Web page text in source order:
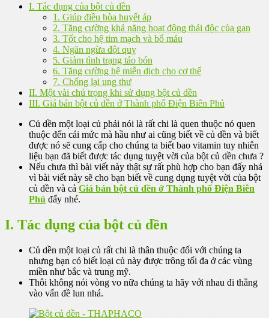
I. Tác dụng của bột củ dền
1. Giúp điều hòa huyết áp
2. Tăng cường khả năng hoạt động thải độc của gan
3. Tốt cho hệ tim mạch và bổ máu
4. Ngăn ngừa đột quỵ
5. Giảm tình trạng táo bón
6. Tăng cường hệ miễn dịch cho cơ thể
7. Chống lại ung thư
II. Một vài chú trọng khi sử dụng bột củ dền
III. Giá bán bột củ dền ở Thành phố Điện Biên Phủ
Củ dền một loại củ phải nói là rất chi là quen thuộc nó quen
thuộc đến cái mức mà hầu như ai cũng biết về củ dền và biết
được nó sẽ cung cấp cho chúng ta biết bao vitamin tuy nhiên
liệu bạn đã biết được tác dụng tuyệt vời của bột củ dền chưa ?
Nếu chưa thì bài viết này thật sự rất phù hợp cho bạn đấy nhá
vì bài viết này sẽ cho bạn biết về cung dụng tuyệt vời của bột
củ dền và cả Giá bán bột củ dền ở Thành phố Điện Biên
Phủ đấy nhé.
I. Tác dụng của bột củ dền
Củ dền một loại củ rất chi là thân thuộc đối với chúng ta
nhưng bạn có biết loại củ này được trông tối đa ở các vùng
miền như bắc và trung mỹ.
Thôi không nói vòng vo nữa chúng ta hãy với nhau đi thẳng
vào vấn đề lun nhá.